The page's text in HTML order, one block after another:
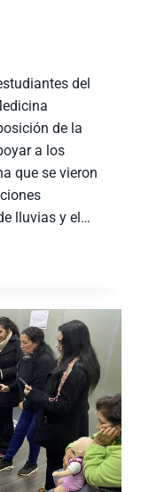
del
de la
a los
que se vieron
lluvias y el…